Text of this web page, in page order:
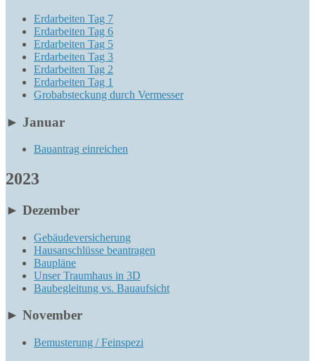
Erdarbeiten Tag 7
Erdarbeiten Tag 6
Erdarbeiten Tag 5
Erdarbeiten Tag 3
Erdarbeiten Tag 2
Erdarbeiten Tag 1
Grobabsteckung durch Vermesser
► Januar
Bauantrag einreichen
2023
► Dezember
Gebäudeversicherung
Hausanschlüsse beantragen
Baupläne
Unser Traumhaus in 3D
Baubegleitung vs. Bauaufsicht
► November
Bemusterung / Feinspezi